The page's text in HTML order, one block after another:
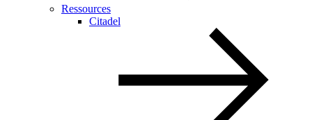
Ressources
Citadel